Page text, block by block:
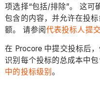
项选择“包括/排除”。 这可
包含的内容，并允许在投
额。 请参阅代表投标人提
在 Procore 中提交投标后
识别每个投标的总成本中
中的投标级别 。